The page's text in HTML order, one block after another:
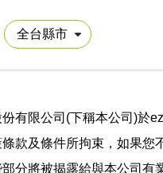
有限公司(下稱本公司)於
款及條件所拘束，如果您
分將被揭露給與本公司